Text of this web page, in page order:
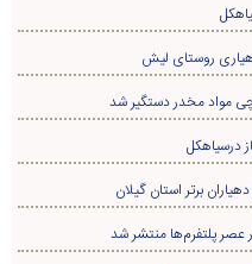
روستای لیش
برتر استان گیلان
عصر پلتفرم‌ها منتشر شد